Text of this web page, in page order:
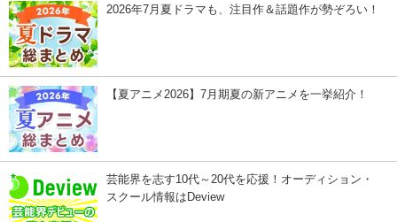
2026年7月夏ドラマも、注目作＆話題作が勢ぞろい！
【夏アニメ2026】7月期夏の新アニメを一挙紹介！
芸能界を志す10代～20代を応援！オーディション・
スクール情報はDeview